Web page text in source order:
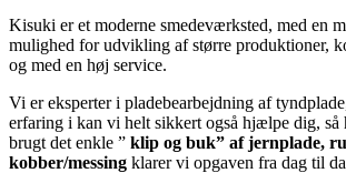
Kisuki er et moderne smedeværksted, med en
mulighed for udvikling af større produktioner,
og med en høj service.
Vi er eksperter i pladebearbejdning af
erfaring i kan vi helt sikkert også hjælpe dig, så
brugt det enkle ” klip og buk” af jernplade,
kobber/messing klarer vi opgaven fra dag til